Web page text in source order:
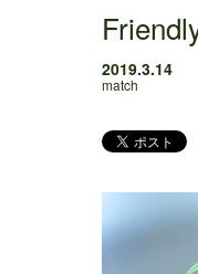
2019.3.14
match